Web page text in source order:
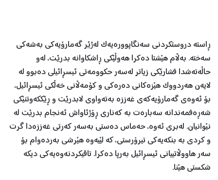
ڕاستە دروستکردنی سەنگاپوورەیەک لەژێر گەمارۆیەکی بەشەکی
سەختە. بەڵام هێشتا دەکرا هەوڵێکی ڕاشکاوانە بدرێت، لەو
حاڵەتەشدا فشارێکی زیاتر لەسەر حکوومەتی ئیسڕائیلی دەبوو لە
لایەن هەردووک هێزەکانی دەرەکی و کۆمەڵانی خەڵکی ئیسڕائیل،
بۆ ئەوەی گەمارۆیەکەی غەززە بەتەواوی لابدرێت و ڕێککەوتنێکی
شەڕەفمەندانە سەبارەت بە کەناری ڕۆژئاواش ئەنجام بدرێت لە
نێوانیان. لەبری ئەوە، حەماس دەستی بەسەر کەرتی غەززەدا گرت
و کردی بە بنکەیەکی تیرۆرستی، کە لێیەوە هێرشی بەردەوام بۆ
سەر هاووڵاتییانی ئیسڕائیل بەرپا دەکرا. تاقیکردنەوەیەکی دیکە
شکستی هێنا.